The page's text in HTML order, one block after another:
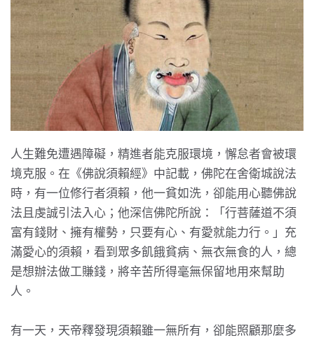
人生難免遭遇障礙，精進者能克服環境，懈怠者會被環
境克服。在《佛說須賴經》中記載，佛陀在舍衛城說法
時，有一位修行者須賴，他一貧如洗，卻能用心聽佛說
法且虔誠引法入心；他深信佛陀所說：「行菩薩道不須
富有錢財、擁有權勢，只要有心、有愛就能力行。」充
滿愛心的須賴，看到眾多飢餓貧病、無衣無食的人，總
是想辦法做工賺錢，將辛苦所得毫無保留地用來幫助
人。
有一天，天帝釋發現須賴雖一無所有，卻能照顧那麼多